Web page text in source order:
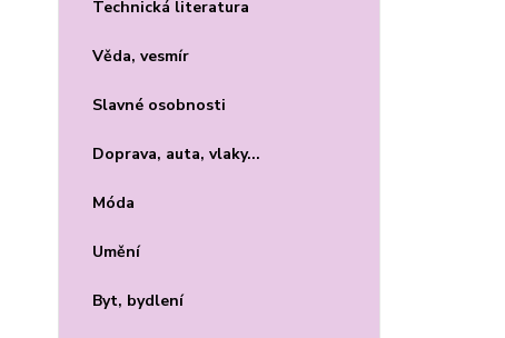
Technická literatura
Věda, vesmír
Slavné osobnosti
Doprava, auta, vlaky...
Móda
Umění
Byt, bydlení